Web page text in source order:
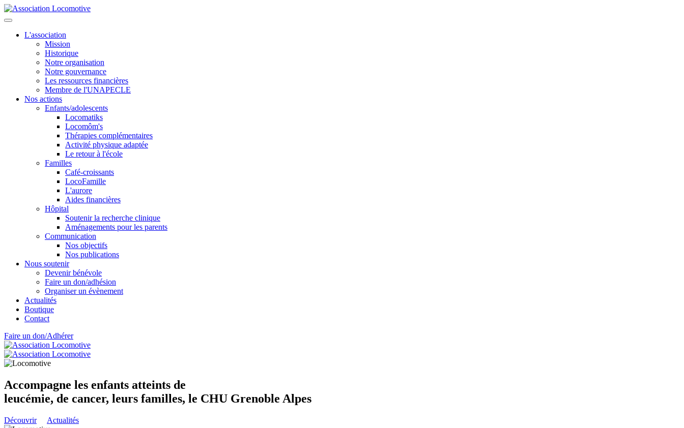
L'association
Mission
Historique
Notre organisation
Notre gouvernance
Les ressources financières
Membre de l'UNAPECLE
Nos actions
Enfants/adolescents
Locomatiks
Locomôm's
Thérapies complémentaires
Activité physique adaptée
Le retour à l'école
Familles
Café-croissants
LocoFamille
L'aurore
Aides financières
Hôpital
Soutenir la recherche clinique
Aménagements pour les parents
Communication
Nos objectifs
Nos publications
Nous soutenir
Devenir bénévole
Faire un don/adhésion
Organiser un évènement
Actualités
Boutique
Contact
Faire un don/Adhérer
Accompagne les enfants atteints de
leucémie, de cancer, leurs familles, le CHU Grenoble Alpes
Découvrir Actualités